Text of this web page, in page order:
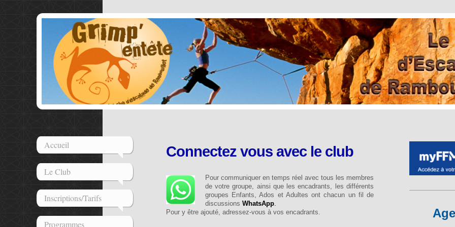
Accueil
Le Club
Inscriptions/Tarifs
Programmes
Connectez vous avec le club
Pour communiquer en temps réel avec tous les membres
de votre groupe, ainsi que les encadrants, les différents
groupes Enfants, Ados et Adultes ont chacun un fil de
discussions WhatsApp.
Pour y être ajouté, adressez-vous à vos encadrants.